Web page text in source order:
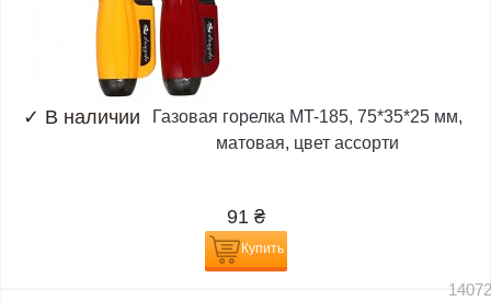
✓ В наличии
Газовая горелка MT-185, 75*35*25 мм,
матовая, цвет ассорти
91 ₴
Купить